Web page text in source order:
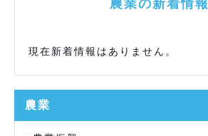
農業の新着情報
現在新着情報はありません。
農業